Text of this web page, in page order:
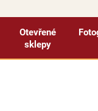
Otevřené
sklepy